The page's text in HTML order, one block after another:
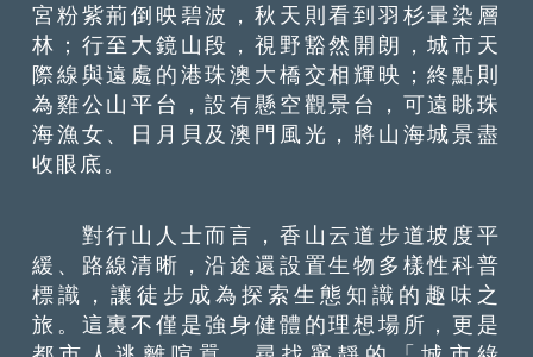
宮粉紫荊倒映碧波，秋天則看到羽杉暈染層
林；行至大鏡山段，視野豁然開朗，城市天
際線與遠處的港珠澳大橋交相輝映；終點則
為雞公山平台，設有懸空觀景台，可遠眺珠
海漁女、日月貝及澳門風光，將山海城景盡
收眼底。
對行山人士而言，香山云道步道坡度平
緩、路線清晰，沿途還設置生物多樣性科普
標識，讓徒步成為探索生態知識的趣味之
旅。這裏不僅是強身健體的理想場所，更是